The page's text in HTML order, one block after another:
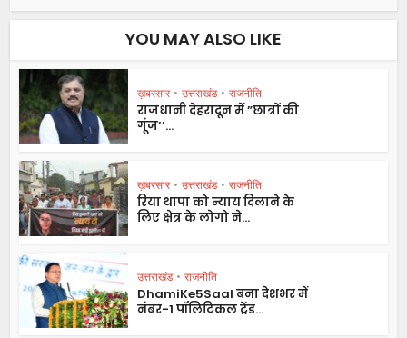
YOU MAY ALSO LIKE
ख़बरसार • उत्तराखंड • राजनीति
राजधानी देहरादून में ”छात्रों की
गूंज’’...
ख़बरसार • उत्तराखंड • राजनीति
रिया थापा को न्याय दिलाने के
लिए क्षेत्र के लोगो ने...
उत्तराखंड • राजनीति
DhamiKe5Saal बना देशभर में
नंबर-1 पॉलिटिकल ट्रेंड...